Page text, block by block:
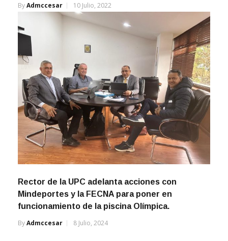
ByAdmccesar 10 Julio, 2022
Rector de la UPC adelanta acciones con
Mindeportes y la FECNA para poner en
funcionamiento de la piscina Olímpica.
ByAdmccesar 8 Julio, 2024